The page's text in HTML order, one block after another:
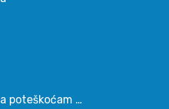
poteškoćam …